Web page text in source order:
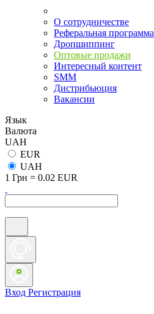
О сотрудничестве
Реферальная программа
Дропшиппинг
Оптовые продажи
Интересный контент
SMM
Дистрибьюция
Вакансии
Язык
Валюта
UAH
EUR
UAH
1 Грн = 0.02 EUR
Вход Регистрация